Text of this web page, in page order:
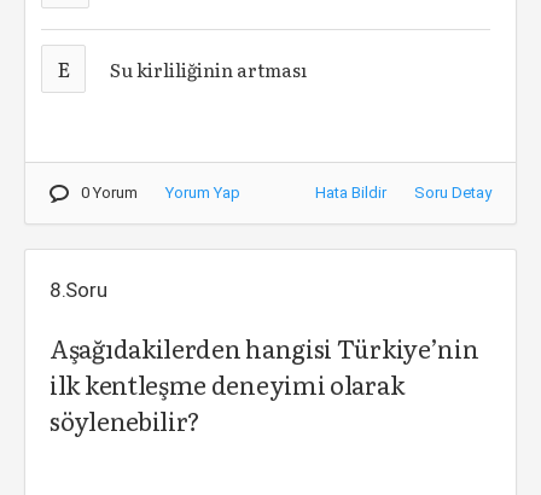
E Su kirliliğinin artması
0 Yorum Yorum Yap Hata Bildir Soru Detay
8.Soru
Aşağıdakilerden hangisi Türkiye’nin
ilk kentleşme deneyimi olarak
söylenebilir?